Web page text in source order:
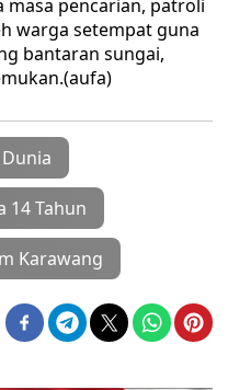
masa pencarian, patroli
warga setempat guna
bantaran sungai,
14 Tahun
Karawang